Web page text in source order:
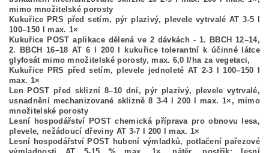
mimo množitelské porosty
Kukuřice PRS před setím, pýr plazivý, plevele vytrvalé AT 3-5 l
100–150 l max. 1×
Kukuřice POST aplikace dělená ve 2 dávkách - 1. BBCH 12–14,
2. BBCH 16–18 AT 6 l 200 l kukuřice tolerantní k účinné látce
glyfosát mimo množitelské porosty, max. 6,0 l/ha za vegetaci,
Kukuřice PRS před setím, plevele jednoleté AT 2-3 l 100–150 l
max. 1×
Len POST před sklizní 8–10 dní, pýr plazivý, plevele vytrvalé,
usnadnění mechanizované sklizně 8 3-4 l 200 l max. 1×, mimo
množitelské porosty
Lesní hospodářství POST chemická příprava pro obnovu lesa,
plevele, nežádoucí dřeviny AT 3-7 l 200 l max. 1×
Lesní hospodářství POST hubení výmladků, potlačení pařezové